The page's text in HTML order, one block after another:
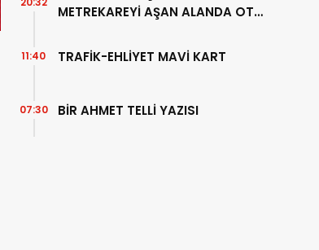
METREKAREYİ AŞAN ALANDA OT
TRAFİK-EHLİYET MAVİ KART
11:40
BİR AHMET TELLİ YAZISI
07:30